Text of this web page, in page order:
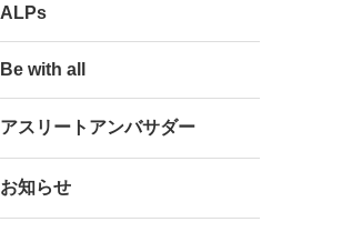
ALPs
Be with all
アスリートアンバサダー
お知らせ